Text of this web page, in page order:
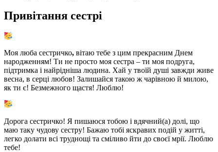
Привітання сестрі
Моя люба сестричко, вітаю тебе з цим прекрасним Днем
народженням! Ти не просто моя сестра – ти моя подруга,
підтримка і найрідніша людина. Хай у твоїй душі завжди живе
весна, в серці любов! Залишайся такою ж чарівною й милою,
як ти є! Безмежного щастя! Люблю!
Дорога сестричко! Я пишаюся тобою і вдячний(а) долі, що
маю таку чудову сестру! Бажаю тобі яскравих подій у житті,
легко долати всі труднощі та сміливо йти до своєї мрії. Люблю
тебе!